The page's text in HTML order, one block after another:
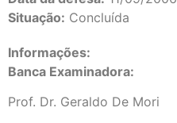
Situação: Concluída
Informações:
Banca Examinadora:
Prof. Dr. Geraldo De Mori